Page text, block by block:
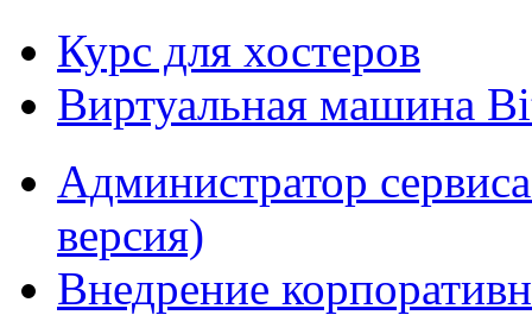
Курс для хостеров
Виртуальная машина
Администратор
версия)
Внедрение